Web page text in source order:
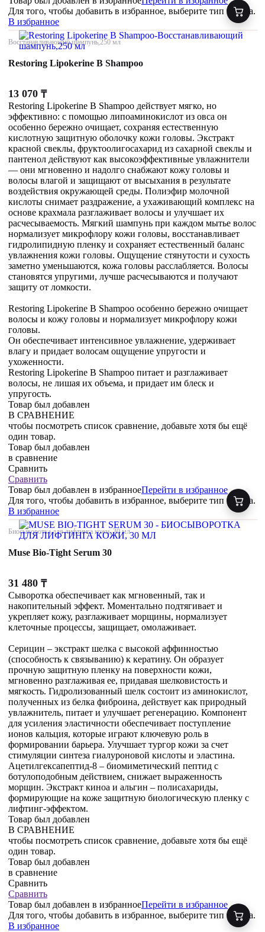
Для того, чтобы добавить в избранное, выберите тип товара.
В избранное
Восстанавливающий шампунь,250 мл
Restoring Lipokerine B Shampoo
13 070 ₸
Restoring Lipokerine B Shampoo действует мягко, но
эффективно: с помощью липоаминокислот из овса он
особенно бережно очищает, сохраняя естественную
кислотную защитную оболочку кожи головы. Экстракт
красной свеклы, фруктоолигосахарид из сахарной свеклы и
пантенол действуют как высокоэффективные увлажнители
— они мгновенно и надолго снабжают кожу головы и
волосы влагой и защищают от высыхания в результате
воздействия окружающей среды. Полиэфир молочной
кислоты снимает раздражение, а ухаживающий комплекс на
основе крахмала разглаживает волосы и улучшает их
расчесываемость. Мягкий шампунь при каждом мытье волос
нормализует микрофлору кожи головы, восстанавливает
гидролипидную пленку и сохраняет естественный баланс
увлажнения кожи головы. Ощущение стянутости и сухость
заметно уменьшаются, кожа головы расслабляется. Волосы
становятся упругими, лучше расчесываются и получают
защиту от ломкости.
Restoring Lipokerine B Shampoo особенно бережно очищает
волосы и кожу головы и нормализует микрофлору кожи
головы.
Он обеспечивает интенсивное увлажнение, удерживает
влагу и придает волосам ощущение упругости и
ухоженности.
Restoring Lipokerine B Shampoo питает и разглаживает
волосы, не лишая их объема, и придает им блеск и
упругость.
Товар был добавлен
В СРАВНЕНИЕ
чтобы посмотреть список сравнение, добавьте хотя бы ещё
один товар.
Товар был добавлен
в сравнение
Сравнить
Сравнить
Товар был добавлен в избранноеПерейти в избранное
Для того, чтобы добавить в избранное, выберите тип товара.
В избранное
Биосыворотка для лифтинга кожи, 30 мл
Muse Bio-Tight Serum 30
31 480 ₸
Сыворотка обеспечивает как мгновенный, так и
накопительный эффект. Моментально подтягивает и
укрепляет кожу, разглаживает морщины, нормализует
клеточные процессы, защищает, омолаживает.
Серицин – экстракт шелка с высокой аффинностью
(способность к связыванию) к кератину. Он образует
прочную защитную пленку на поверхности кожи,
мгновенно разглаживая ее, придавая шелковистость и
мягкость. Гидролизованный шелк состоит из аминокислот,
полученных из белка фиброина, действует как природный
увлажнитель, питает и улучшает регенерацию. Компонент
для усиления эластичности обеспечивает поступление
ионов кальция, которые играют ключевую роль в
формировании барьера. Улучшает тургор кожи за счет
стимуляции синтеза гиалуроновой кислоты и эластина.
Ацетилгексапептид-8 – биомиметический пептид с
ботулоподобным действием, снижает выраженность
морщин. Экстракт киноа и альгин – полисахариды,
формирующие на коже защитную биологическую пленку с
лифтинг-эффектом.
Товар был добавлен
В СРАВНЕНИЕ
чтобы посмотреть список сравнение, добавьте хотя бы ещё
один товар.
Товар был добавлен
в сравнение
Сравнить
Сравнить
Товар был добавлен в избранноеПерейти в избранное
Для того, чтобы добавить в избранное, выберите тип товара.
В избранное